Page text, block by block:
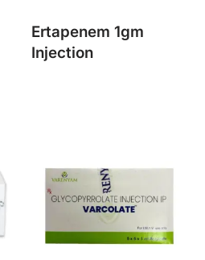
Ertapenem 1gm
Injection